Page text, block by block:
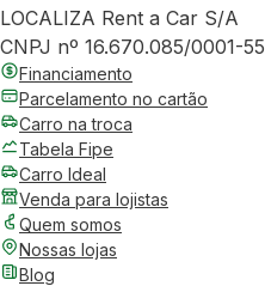
LOCALIZA Rent a Car S/A
CNPJ nº 16.670.085/0001-55
Financiamento
Parcelamento no cartão
Carro na troca
Tabela Fipe
Carro Ideal
Venda para lojistas
Quem somos
Nossas lojas
Blog